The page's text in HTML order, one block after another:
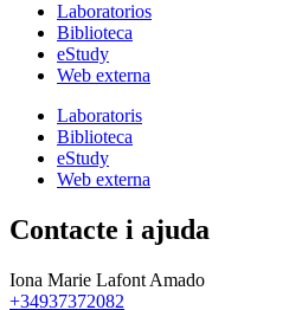
Laboratorios
Biblioteca
eStudy
Web externa
Laboratoris
Biblioteca
eStudy
Web externa
Contacte i ajuda
Iona Marie Lafont Amado
+34937372082